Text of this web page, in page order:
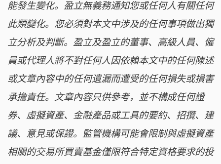
能發生變化。盈立無義務通知您或任何人有關任何
此類變化。您必須對本文中涉及的任何事項做出獨
立分析及判斷。盈立及盈立的董事、高級人員、僱
員或代理人將不對任何人因依賴本文中的任何陳述
或文章內容中的任何遺漏而遭受的任何損失或損害
承擔責任。文章內容只供參考，並不構成任何證
券、虛擬資產、金融產品或工具的要約、招攬、建
議、意見或保證。監管機構可能會限制與虛擬資產
相關的交易所買賣基金僅限符合特定資格要求的投